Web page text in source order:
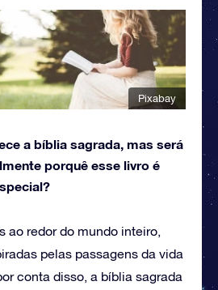
Pixabay
a bíblia sagrada, mas será
porquê esse livro é
ao redor do mundo inteiro,
pelas passagens da vida
conta disso, a bíblia sagrada